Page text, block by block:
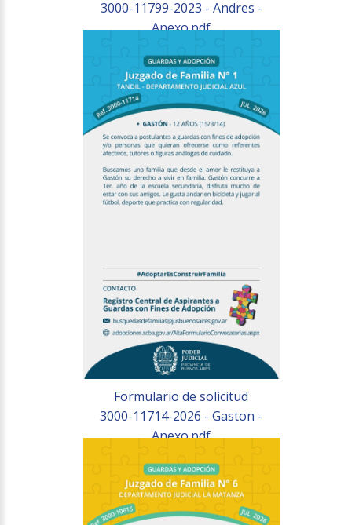
3000-11799-2023 - Andres -
Anexo.pdf
Formulario de solicitud
3000-11714-2026 - Gaston -
Anexo.pdf